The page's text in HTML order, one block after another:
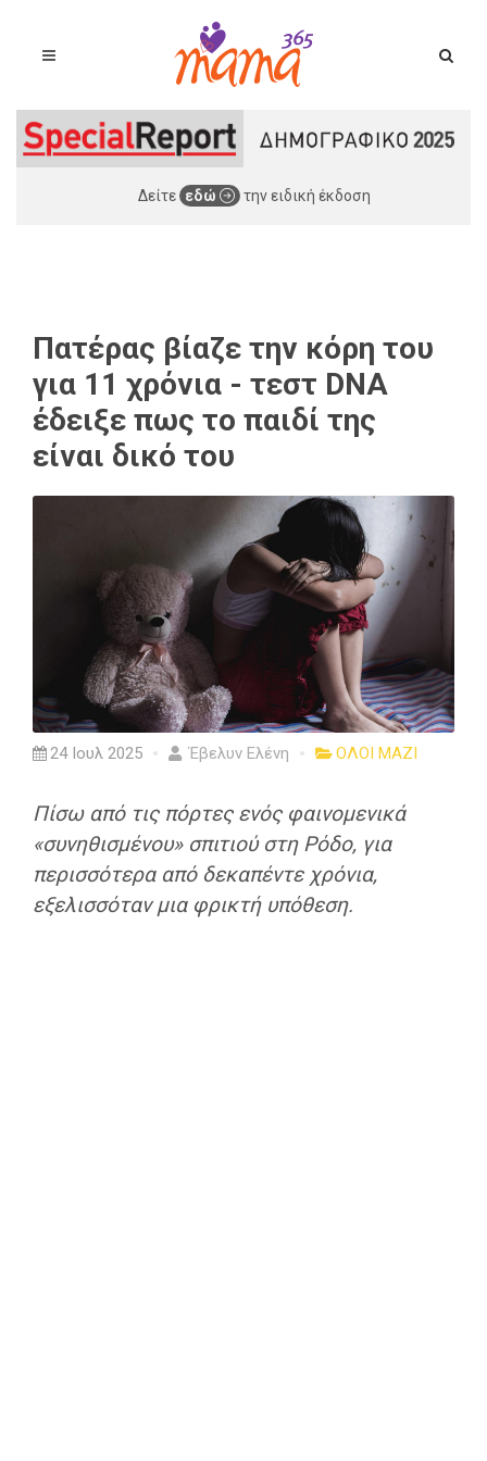
Δείτε εδώ την ειδική έκδοση
Πατέρας βίαζε την κόρη του
για 11 χρόνια - τεστ DNA
έδειξε πως το παιδί της
είναι δικό του
24 Ιουλ 2025 Έβελυν Ελένη ΟΛΟΙ ΜΑΖΙ
Πίσω από τις πόρτες ενός φαινομενικά
«συνηθισμένου» σπιτιού στη Ρόδο, για
περισσότερα από δεκαπέντε χρόνια,
εξελισσόταν μια φρικτή υπόθεση.